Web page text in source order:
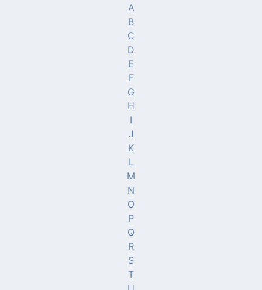
A
B
C
D
E
F
G
H
I
J
K
L
M
N
O
P
Q
R
S
T